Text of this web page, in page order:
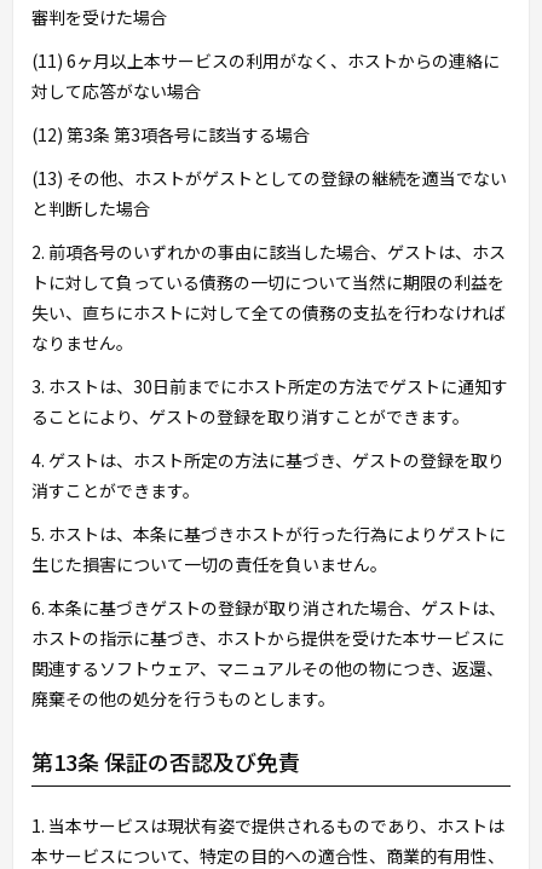
審判を受けた場合
(11) 6ヶ月以上本サービスの利用がなく、ホストからの連絡に
対して応答がない場合
(12) 第3条 第3項各号に該当する場合
(13) その他、ホストがゲストとしての登録の継続を適当でない
と判断した場合
2. 前項各号のいずれかの事由に該当した場合、ゲストは、ホス
トに対して負っている債務の一切について当然に期限の利益を
失い、直ちにホストに対して全ての債務の支払を行わなければ
なりません。
3. ホストは、30日前までにホスト所定の方法でゲストに通知す
ることにより、ゲストの登録を取り消すことができます。
4. ゲストは、ホスト所定の方法に基づき、ゲストの登録を取り
消すことができます。
5. ホストは、本条に基づきホストが行った行為によりゲストに
生じた損害について一切の責任を負いません。
6. 本条に基づきゲストの登録が取り消された場合、ゲストは、
ホストの指示に基づき、ホストから提供を受けた本サービスに
関連するソフトウェア、マニュアルその他の物につき、返還、
廃棄その他の処分を行うものとします。
第13条 保証の否認及び免責
1. 当本サービスは現状有姿で提供されるものであり、ホストは
本サービスについて、特定の目的への適合性、商業的有用性、